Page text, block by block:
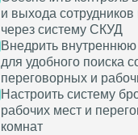
и выхода сотрудников
через систему СКУД
Внедрить
для удобного поиска
переговорных и
Настроить систему
рабочих мест и
комнат